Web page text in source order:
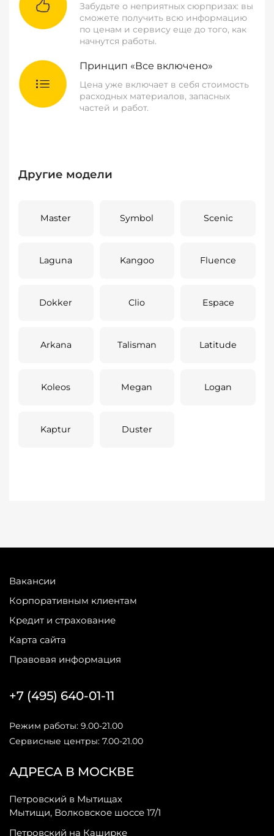
Забудьте о неприятных сюрпризах: вы
сможете получить всю информацию
по ценам и сервису еще до того, как
начнутся работы.
Принцип «Все включено»
Цена уже включает в себя стоимость
расходных материалов, запасных
частей и работ.
Другие модели
Master Symbol Scenic
Laguna Kangoo Fluence
Dokker Clio Espace
Arkana Talisman Latitude
Koleos Megan Logan
Kaptur Duster
Вакансии
Корпоративным клиентам
Кредит и страхование
Карта сайта
Правовая информация
АДРЕСА В МОСКВЕ
Петровский в Мытищах
Мытищи, Волковское шоссе 17/1
Петровский на Каширке
+7 (495) 640-01-11
Режим работы: 9.00-21.00
Сервисные центры: 7.00-21.00